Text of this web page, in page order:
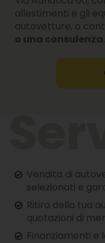
allestimenti e gli
autovetture, o
o una consulenza.
Vendita di
selezionati e
Ritiro della tua
quotazioni di
Finanziamenti e